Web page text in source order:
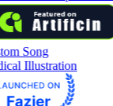
Song
Illustration